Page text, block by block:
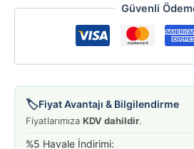
Güvenli
🏷️Fiyat Avantajı & Bilgilendirme
Fiyatlarımıza KDV dahildir.
%5 Havale İndirimi: